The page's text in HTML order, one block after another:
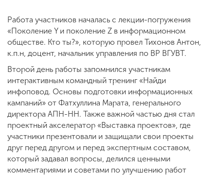
Работа участников началась с лекции-погружения
«Поколение Y и поколение Z в информационном
обществе. Кто ты?», которую провел Тихонов Антон,
к.п.н, доцент, начальник управления по ВР ВГУВТ.
Второй день работы запомнился участникам
интерактивным командный тренинг «Найди
инфоповод. Основы подготовки информационных
кампаний» от Фатхуллина Марата, генерального
директора АПН-НН. Также важной частью дня стал
проектный акселератор «Выставка проектов», где
участники презентовали и защищали свои проекты
друг перед другом и перед экспертным составом,
который задавал вопросы, делился ценными
комментариями и советами по улучшению работ